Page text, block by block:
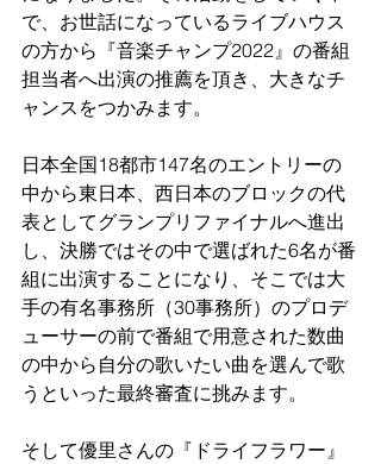
で、お世話になっているライブハウス
の方から『音楽チャンプ2022』の番組
担当者へ出演の推薦を頂き、大きなチ
ャンスをつかみます。
日本全国18都市147名のエントリーの
中から東日本、西日本のブロックの代
表としてグランプリファイナルへ進出
し、決勝ではその中で選ばれた6名が番
組に出演することになり、そこでは大
手の有名事務所（30事務所）のプロデ
ューサーの前で番組で用意された数曲
の中から自分の歌いたい曲を選んで歌
うといった最終審査に挑みます。
そして優里さんの『ドライフラワー』